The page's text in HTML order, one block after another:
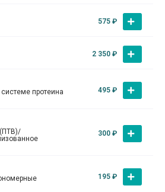
575 ₽
2 350 ₽
протеина
495 ₽
300 ₽
195 ₽